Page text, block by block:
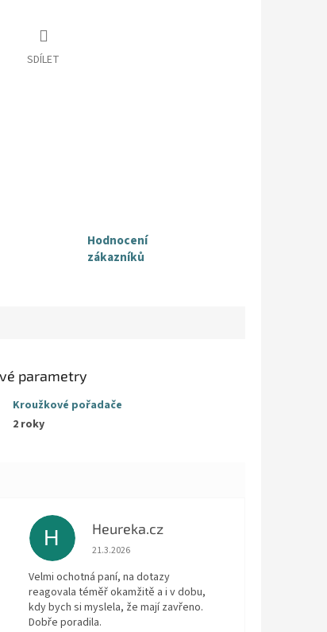
SDÍLET
Hodnocení
zákazníků
parametry
Kroužkové pořadače
2 roky
H Heureka.cz
Hodnocení obchodu je 5 z 5 hvězdiček.
21.3.2026
Velmi ochotná paní, na dotazy
reagovala téměř okamžitě a i v dobu,
kdy bych si myslela, že mají zavřeno.
Dobře poradila.